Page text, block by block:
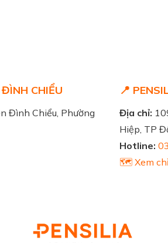
CHIỂU
Đình Chiểu, Phường
📍
Địa chỉ:
Hiệp, TP
Hotline:
🗺️ Xem